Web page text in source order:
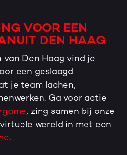
VOOR EEN
DEN HAAG
Den Haag vind je
een geslaagd
je team lachen,
Ga voor actie
, zing samen bij onze
wereld in met een
.